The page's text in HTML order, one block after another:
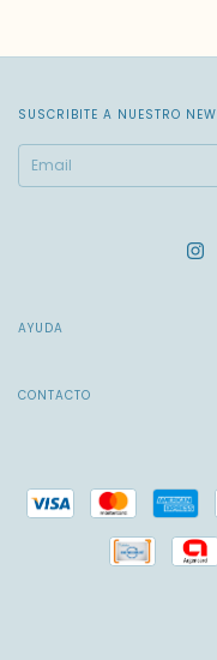
SUSCRIBITE A NUESTRO
AYUDA
CONTACTO